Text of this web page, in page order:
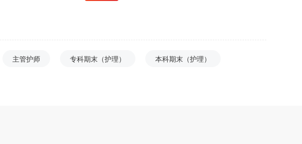
主管护师 专科期末（护理） 本科期末（护理）